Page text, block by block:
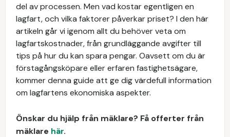
del av processen. Men vad kostar egentligen en
lagfart, och vilka faktorer påverkar priset? I den här
artikeln går vi igenom allt du behöver veta om
lagfartskostnader, från grundläggande avgifter till
tips på hur du kan spara pengar. Oavsett om du är
förstagångsköpare eller erfaren fastighetsägare,
kommer denna guide att ge dig värdefull information
om lagfartens ekonomiska aspekter.
Önskar du hjälp från mäklare? Få offerter från
mäklare här.